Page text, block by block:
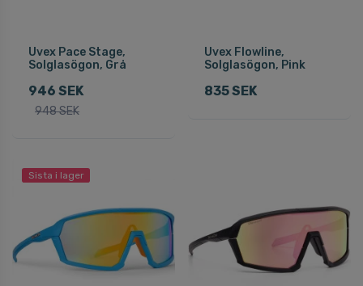
Uvex Pace Stage,
Solglasögon, Grå
946 SEK
948 SEK
Uvex Flowline,
Solglasögon, Pink
835 SEK
Sista i lager